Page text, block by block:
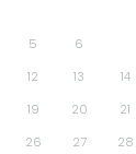
5 6
12 13 14
19 20 21
26 27 28